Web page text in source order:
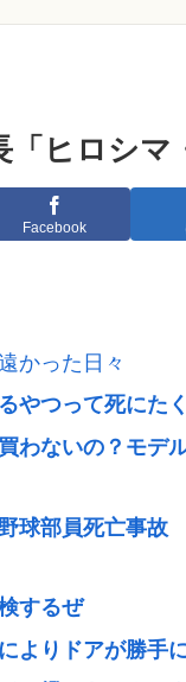
「ヒロシマ
Facebook
かった日々
やつって死にた
わないの？モデ
野球部員死亡事
するぜ
よりドアが勝手